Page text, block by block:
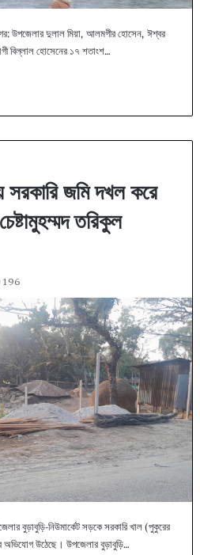
উপজেলার দুলাল মিয়া, আলমগীর হোসেন, ঈশ্বর
বিল্লাল হোসেনের ১৭ শতাংশ…
সরকারি জমি দখল করে
তরিকুল
196
বুড়াবুড়ি-নিউমার্কেট সড়কে সরকারি খাল (পুকুরের
অভিযোগ উঠেছে। উপজেলার বুড়াবুড়ি…